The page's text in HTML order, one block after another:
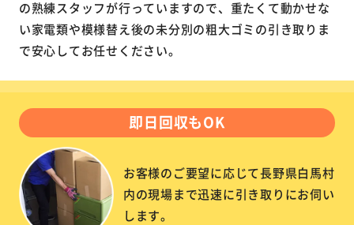
の熟練スタッフが行っていますので、重たくて動かせな
い家電類や模様替え後の未分別の粗大ゴミの引き取りま
で安心してお任せください。
即日回収もOK
お客様のご要望に応じて長野県白馬村
内の現場まで迅速に引き取りにお伺い
します。